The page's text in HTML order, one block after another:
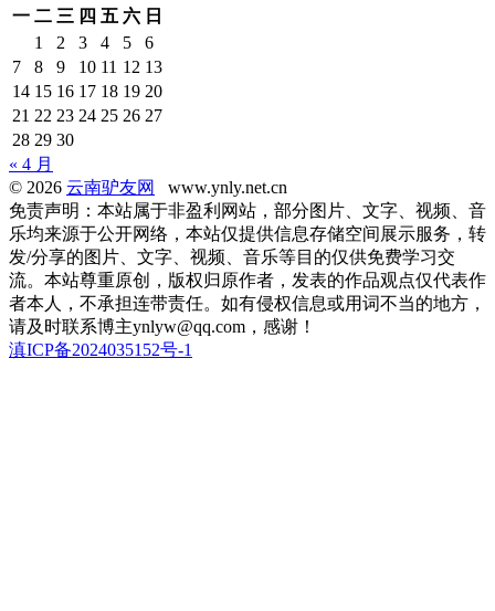
一 二 三 四 五 六 日
1
2 3 4 5
6
7
8 9 10 11 12 13
14 15 16 17 18 19 20
21 22 23 24 25 26 27
28 29 30
« 4 月
© 2026 云南驴友网
www.ynly.net.cn
免责声明：本站属于非盈利网站，部分图片、文字、视频、音
乐均来源于公开网络，本站仅提供信息存储空间展示服务，转
发/分享的图片、文字、视频、音乐等目的仅供免费学习交
流。本站尊重原创，版权归原作者，发表的作品观点仅代表作
者本人，不承担连带责任。如有侵权信息或用词不当的地方，
请及时联系博主ynlyw@qq.com，感谢！
滇ICP备2024035152号-1